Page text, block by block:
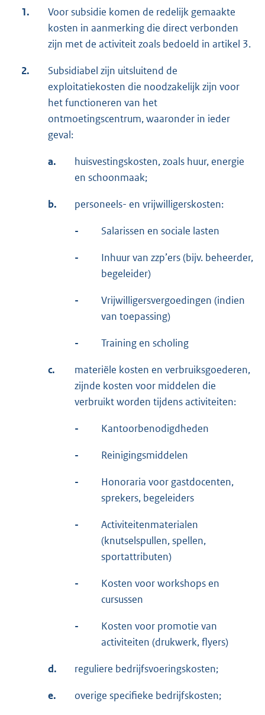
1.
Voor subsidie komen de redelijk gemaakte
kosten in aanmerking die direct verbonden
zijn met de activiteit zoals bedoeld in artikel 3.
2.
Subsidiabel zijn uitsluitend de
exploitatiekosten die noodzakelijk zijn voor
het functioneren van het
ontmoetingscentrum, waaronder in ieder
geval:
a.
huisvestingskosten, zoals huur, energie
en schoonmaak;
b. personeels- en vrijwilligerskosten:
- Salarissen en sociale lasten
-
Inhuur van zzp’ers (bijv. beheerder,
begeleider)
-
Vrijwilligersvergoedingen (indien
van toepassing)
- Training en scholing
c.
materiële kosten en verbruiksgoederen,
zijnde kosten voor middelen die
verbruikt worden tijdens activiteiten:
- Kantoorbenodigdheden
- Reinigingsmiddelen
-
Honoraria voor gastdocenten,
sprekers, begeleiders
-
Activiteitenmaterialen
(knutselspullen, spellen,
sportattributen)
-
Kosten voor workshops en
cursussen
-
Kosten voor promotie van
activiteiten (drukwerk, flyers)
d. reguliere bedrijfsvoeringskosten;
e. overige specifieke bedrijfskosten;